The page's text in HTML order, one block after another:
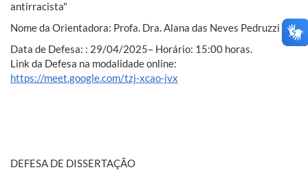
antirracista"
Nome da Orientadora: Profa. Dra. Alana das Neves Pedruzzi
Data de Defesa: : 29/04/2025– Horário: 15:00 horas.
Link da Defesa na modalidade online:
https://meet.google.com/tzj-xcao-jvx
DEFESA DE DISSERTAÇÃO